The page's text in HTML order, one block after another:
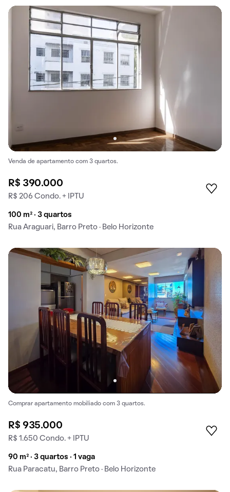
Venda de apartamento com 3 quartos.
R$ 390.000
R$ 206 Condo. + IPTU
100 m² · 3 quartos
Rua Araguari, Barro Preto · Belo Horizonte
Comprar apartamento mobiliado com 3 quartos.
R$ 935.000
R$ 1.650 Condo. + IPTU
90 m² · 3 quartos · 1 vaga
Rua Paracatu, Barro Preto · Belo Horizonte